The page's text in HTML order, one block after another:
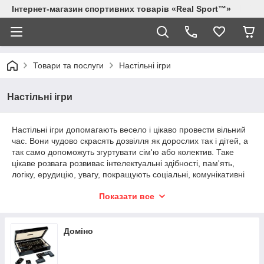
Інтернет-магазин спортивних товарів «Real Sport™»
Товари та послуги Настільні ігри
Настільні ігри
Настільні ігри допомагають весело і цікаво провести вільний
час. Вони чудово скрасять дозвілля як дорослих так і дітей, а
так само допоможуть згуртувати сім'ю або колектив. Таке
цікаве розвага розвиває інтелектуальні здібності, пам'ять,
логіку, ерудицію, увагу, покращують соціальні, комунікативні
нашому онлайн-магазині
Існують різні види настільних ігор, їх класифікують за типом
застосовуваних предметів, кількістю гравців, характером,
Показати все
Доміно